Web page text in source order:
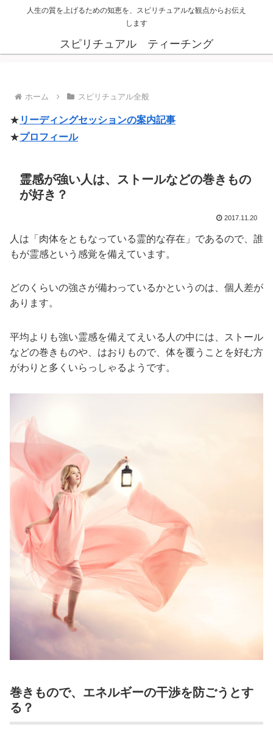
人生の質を上げるための知恵を、スピリチュアルな観点からお伝え
します
スピリチュアル ティーチング
ホーム スピリチュアル全般
★ リーディングセッションの案内記事
★プロフィール
霊感が強い人は、ストールなどの巻きもの
が好き？
2017.11.20
人は「肉体をともなっている霊的な存在」であるので、誰
もが霊感という感覚を備えています。
どのくらいの強さが備わっているかというのは、個人差が
あります。
平均よりも強い霊感を備えてえいる人の中には、ストール
などの巻きものや、はおりもので、体を覆うことを好む方
がわりと多くいらっしゃるようです。
巻きもので、エネルギーの干渉を防ごうとす
る？